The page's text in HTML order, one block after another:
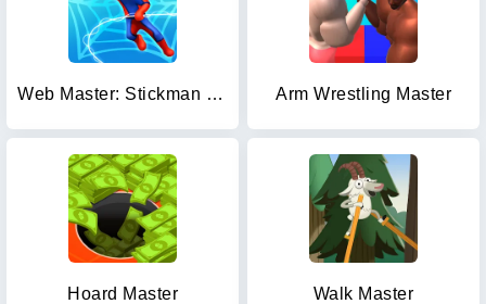
Web Master: Stickman Superhero Arm Wrestling Master
Hoard Master Walk Master